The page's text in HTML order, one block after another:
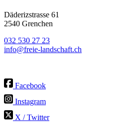
Däderizstrasse 61
2540 Grenchen
032 530 27 23
info@freie-landschaft.ch
Facebook
Instagram
X / Twitter